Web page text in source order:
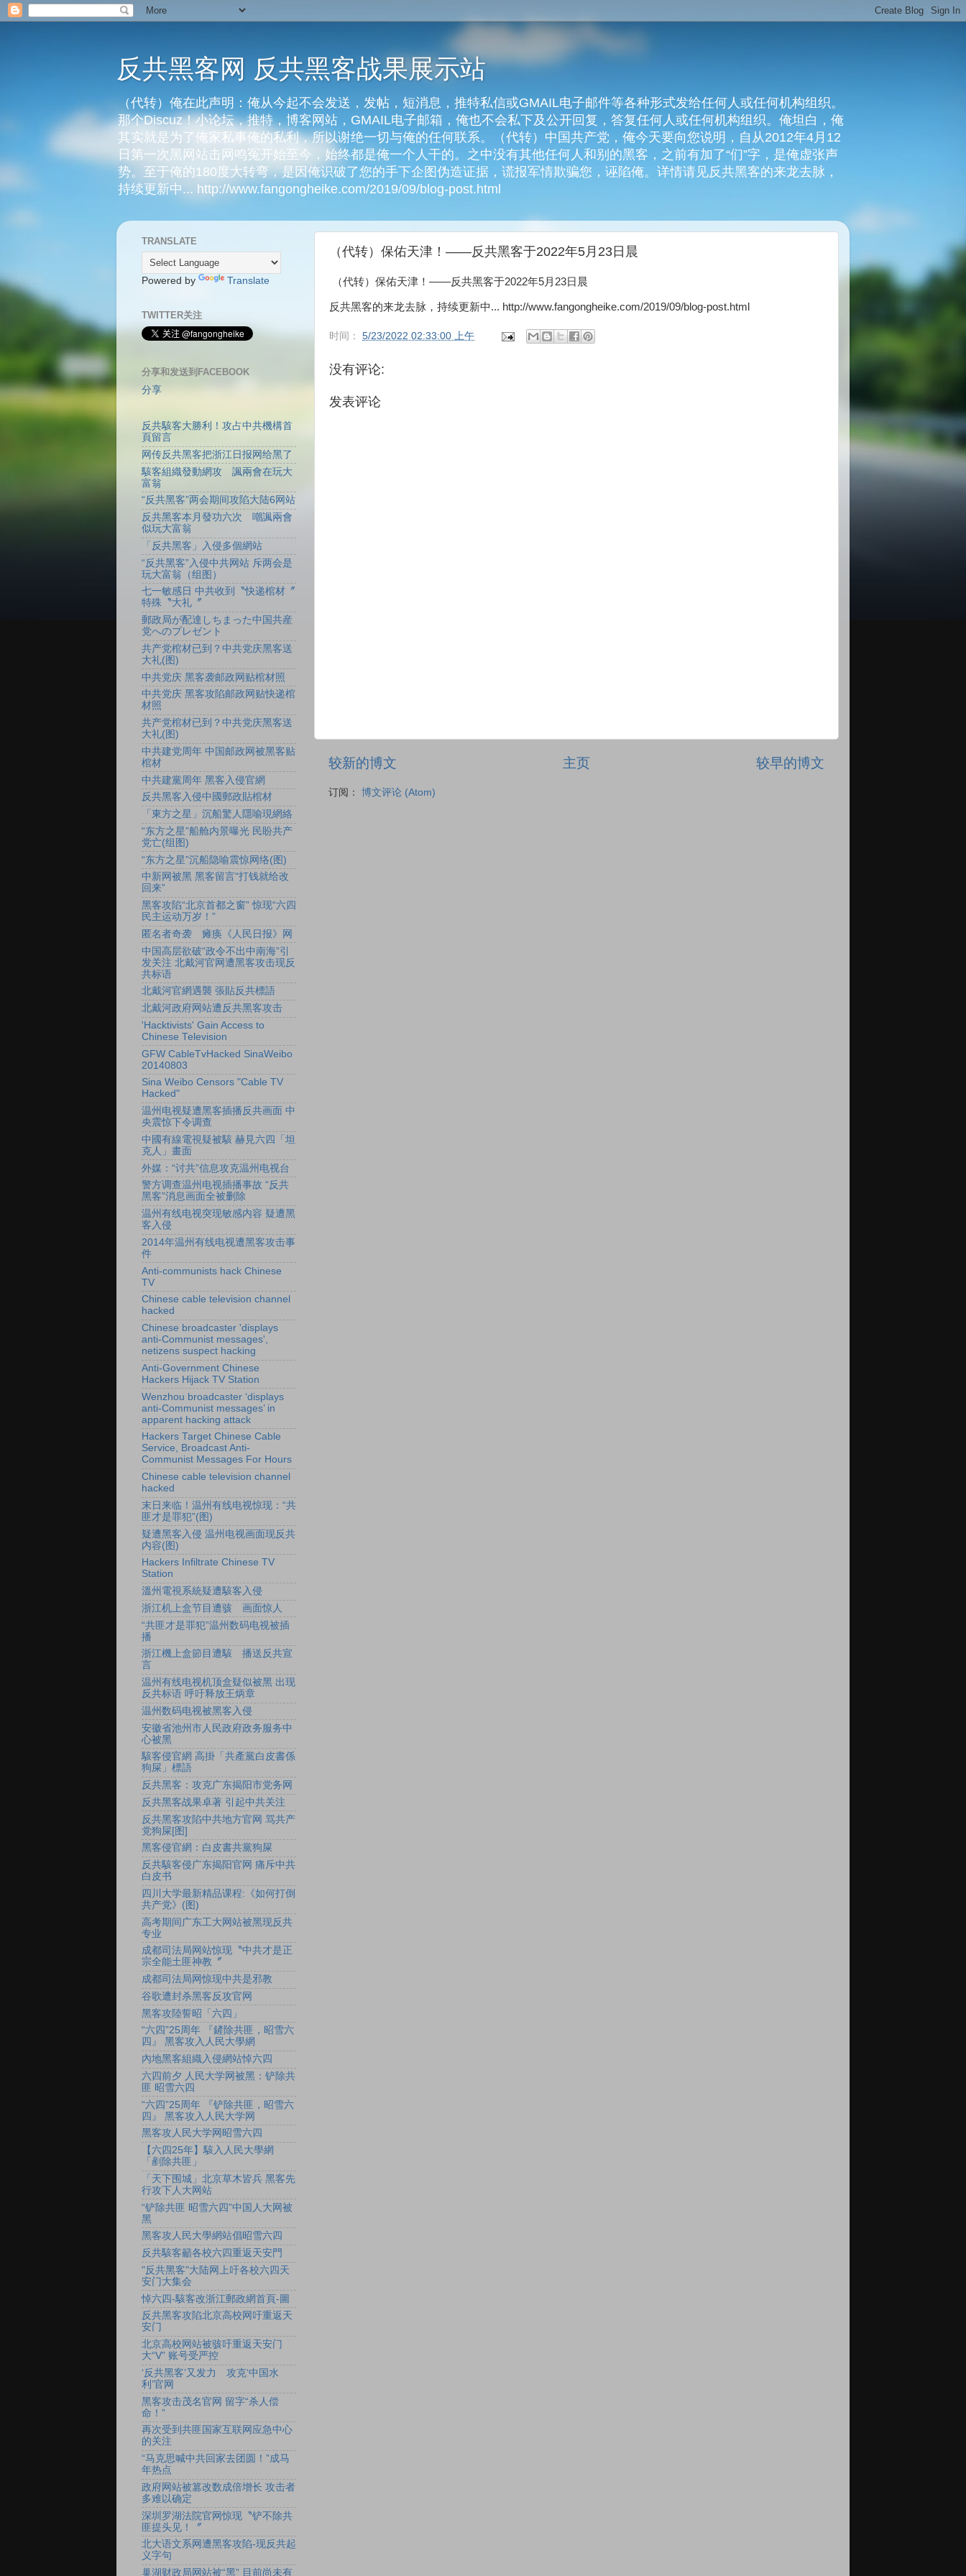
反共黑客网 反共黑客战果展示站
（代转）俺在此声明：俺从今起不会发送，发帖，短消息，推特私信或GMAIL电子邮件等各种形式发给任何人或任何机构组织。
那个Discuz！小论坛，推特，博客网站，GMAIL电子邮箱，俺也不会私下及公开回复，答复任何人或任何机构组织。俺坦白，俺
其实就是为了俺家私事俺的私利，所以谢绝一切与俺的任何联系。（代转）中国共产党，俺今天要向您说明，自从2012年4月12
日第一次黑网站击网鸣冤开始至今，始终都是俺一个人干的。之中没有其他任何人和别的黑客，之前有加了“们”字，是俺虚张声
势。至于俺的180度大转弯，是因俺识破了您的手下企图伪造证据，谎报军情欺骗您，诬陷俺。详情请见反共黑客的来龙去脉，
持续更新中... http://www.fangongheike.com/2019/09/blog-post.html
（代转）保佑天津！——反共黑客于2022年5月23日晨
（代转）保佑天津！——反共黑客于2022年5月23日晨
反共黑客的来龙去脉，持续更新中... http://www.fangongheike.com/2019/09/blog-post.html
时间： 5/23/2022 02:33:00 上午
没有评论:
发表评论
较新的博文 较早的博文
主页
订阅： 博文评论 (Atom)
TRANSLATE
Powered by Translate
TWITTER关注
分享和发送到FACEBOOK
分享
反共駭客大勝利！攻占中共機構首
頁留言
网传反共黑客把浙江日报网给黑了
駭客組織發動網攻 諷兩會在玩大
富翁
“反共黑客”两会期间攻陷大陆6网站
反共黑客本月發功六次 嘲諷兩會
似玩大富翁
「反共黑客」入侵多個網站
“反共黑客”入侵中共网站 斥两会是
玩大富翁（组图）
七一敏感日 中共收到〝快递棺材〞
特殊〝大礼〞
郵政局が配達しちまった中国共産
党へのプレゼント
共产党棺材已到？中共党庆黑客送
大礼(图)
中共党庆 黑客袭邮政网贴棺材照
中共党庆 黑客攻陷邮政网贴快递棺
材照
共产党棺材已到？中共党庆黑客送
大礼(图)
中共建党周年 中国邮政网被黑客贴
棺材
中共建黨周年 黑客入侵官網
反共黑客入侵中國郵政貼棺材
「東方之星」沉船驚人隱喻現網絡
“东方之星”船舱内景曝光 民盼共产
党亡(组图)
“东方之星”沉船隐喻震惊网络(图)
中新网被黑 黑客留言“打钱就给改
回来”
黑客攻陷“北京首都之窗” 惊现“六四
民主运动万岁！”
匿名者奇袭 瘫痪《人民日报》网
中国高层欲破“政令不出中南海”引
发关注 北戴河官网遭黑客攻击现反
共标语
北戴河官網遇襲 張貼反共標語
北戴河政府网站遭反共黑客攻击
'Hacktivists' Gain Access to
Chinese Television
GFW CableTvHacked SinaWeibo
20140803
Sina Weibo Censors "Cable TV
Hacked"
温州电视疑遭黑客插播反共画面 中
央震惊下令调查
中國有線電視疑被駭 赫見六四「坦
克人」畫面
外媒：“讨共”信息攻克温州电视台
警方调查温州电视插播事故 “反共
黑客”消息画面全被删除
温州有线电视突现敏感内容 疑遭黑
客入侵
2014年温州有线电视遭黑客攻击事
件
Anti-communists hack Chinese
TV
Chinese cable television channel
hacked
Chinese broadcaster 'displays
anti-Communist messages',
netizens suspect hacking
Anti-Government Chinese
Hackers Hijack TV Station
Wenzhou broadcaster ‘displays
anti-Communist messages’ in
apparent hacking attack
Hackers Target Chinese Cable
Service, Broadcast Anti-
Communist Messages For Hours
Chinese cable television channel
hacked
末日来临！温州有线电视惊现：“共
匪才是罪犯”(图)
疑遭黑客入侵 温州电视画面现反共
内容(图)
Hackers Infiltrate Chinese TV
Station
溫州電視系統疑遭駭客入侵
浙江机上盒节目遭骇 画面惊人
“共匪才是罪犯”温州数码电视被插
播
浙江機上盒節目遭駭 播送反共宣
言
温州有线电视机顶盒疑似被黑 出现
反共标语 呼吁释放王炳章
温州数码电视被黑客入侵
安徽省池州市人民政府政务服务中
心被黑
駭客侵官網 高掛「共產黨白皮書係
狗屎」標語
反共黑客：攻克广东揭阳市党务网
反共黑客战果卓著 引起中共关注
反共黑客攻陷中共地方官网 骂共产
党狗屎[图]
黑客侵官網：白皮書共黨狗屎
反共駭客侵广东揭阳官网 痛斥中共
白皮书
四川大学最新精品课程:《如何打倒
共产党》(图)
高考期间广东工大网站被黑现反共
专业
成都司法局网站惊现〝中共才是正
宗全能土匪神教〞
成都司法局网惊现中共是邪教
谷歌遭封杀黑客反攻官网
黑客攻陸誓昭「六四」
“六四”25周年 『鏟除共匪，昭雪六
四』 黑客攻入人民大學網
內地黑客組織入侵網站悼六四
六四前夕 人民大学网被黑：铲除共
匪 昭雪六四
“六四”25周年 『铲除共匪，昭雪六
四』 黑客攻入人民大学网
黑客攻人民大学网昭雪六四
【六四25年】駭入人民大學網
「剷除共匪」
「天下围城」北京草木皆兵 黑客先
行攻下人大网站
“铲除共匪 昭雪六四”中国人大网被
黑
黑客攻人民大學網站倡昭雪六四
反共駭客籲各校六四重返天安門
"反共黑客"大陆网上吁各校六四天
安门大集会
悼六四-駭客改浙江郵政網首頁-圖
反共黑客攻陷北京高校网吁重返天
安门
北京高校网站被骇吁重返天安门
大“V” 账号受严控
‘反共黑客’又发力 攻克‘中国水
利’官网
黑客攻击茂名官网 留字“杀人偿
命！”
再次受到共匪国家互联网应急中心
的关注
“马克思喊中共回家去团圆！”成马
年热点
政府网站被篡改数成倍增长 攻击者
多难以确定
深圳罗湖法院官网惊现〝铲不除共
匪提头见！〞
北大语文系网遭黑客攻陷-现反共起
义字句
巢湖财政局网站被“黑” 目前尚未有